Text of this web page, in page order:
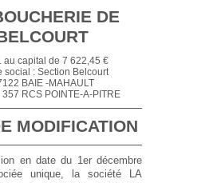
DE
au capital de 7 622,45 €
social : Section Belcourt
BAIE -MAHAULT
RCS POINTE-A-PITRE
MODIFICATION
en date du 1er décembre
unique, la société LA